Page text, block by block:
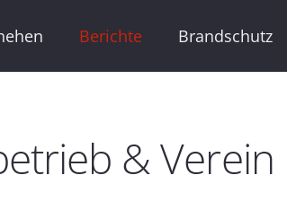
Berichte Brandschutz
& Verein